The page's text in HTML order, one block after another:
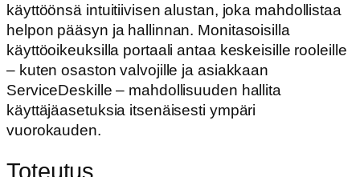
käyttöönsä intuitiivisen alustan, joka mahdollistaa
helpon pääsyn ja hallinnan. Monitasoisilla
käyttöoikeuksilla portaali antaa keskeisille rooleille
– kuten osaston valvojille ja asiakkaan
ServiceDeskille – mahdollisuuden hallita
käyttäjäasetuksia itsenäisesti ympäri
vuorokauden.
Toteutus